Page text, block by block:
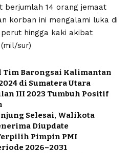
berjumlah 14 orang jemaat
korban ini mengalami luka di
hingga kaki akibat
sur)
Tim Barongsai Kalimantan
di Sumatera Utara
III 2023 Tumbuh Positif
Selesai, Walikota
Diupdate
Pimpin PMI
2026–2031